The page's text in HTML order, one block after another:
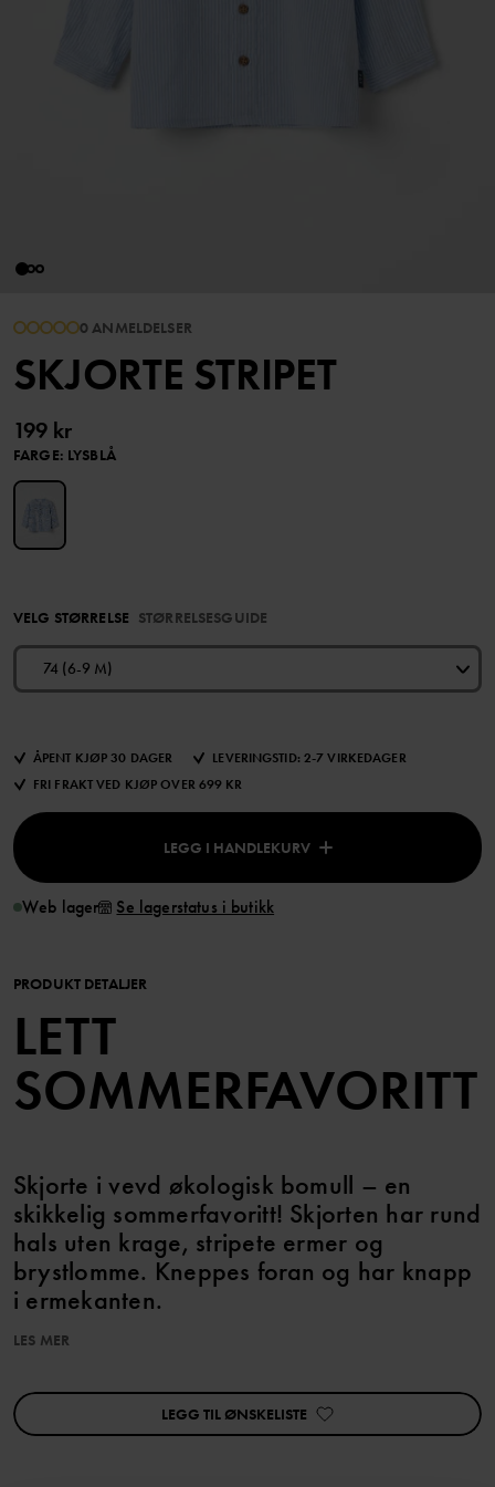
0 ANMELDELSER
SKJORTE STRIPET
199 kr
FARGE: LYSBLÅ
VELG STØRRELSE STØRRELSESGUIDE
74 (6-9 M)
ÅPENT KJØP 30 DAGER
LEVERINGSTID: 2-7 VIRKEDAGER
FRI FRAKT VED KJØP OVER 699 KR
LEGG I HANDLEKURV
Web lager Se lagerstatus i butikk
PRODUKT DETALJER
LETT
SOMMERFAVORITT
Skjorte i vevd økologisk bomull – en
skikkelig sommerfavoritt! Skjorten har rund
hals uten krage, stripete ermer og
brystlomme. Kneppes foran og har knapp
i ermekanten.
Varenummer:60603672
LES MER
LEGG TIL ØNSKELISTE